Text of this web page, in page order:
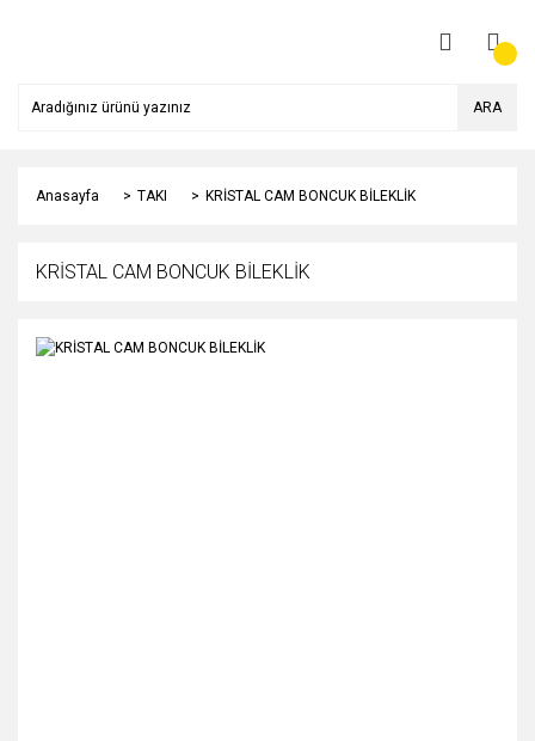
ARA
Anasayfa TAKI KRİSTAL CAM BONCUK BİLEKLİK
KRİSTAL CAM BONCUK BİLEKLİK